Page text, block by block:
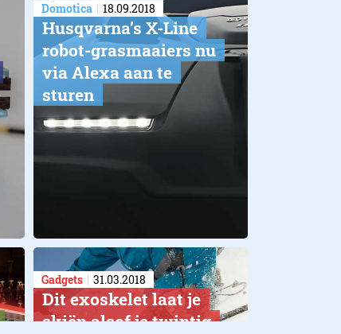
Domotica 18.09.2018
Husqvarna’s X-Line
robot-grasmaaiers nu
via Alexa aan te
sturen
Gadgets 31.03.2018
Dit exoskelet laat je
skiën alsof je twintig